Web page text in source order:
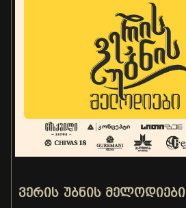
ᲕᲔᲠᲘᲡ ᲣᲑᲜᲘᲡ ᲛᲔᲚᲝᲓᲘᲔᲑᲘ